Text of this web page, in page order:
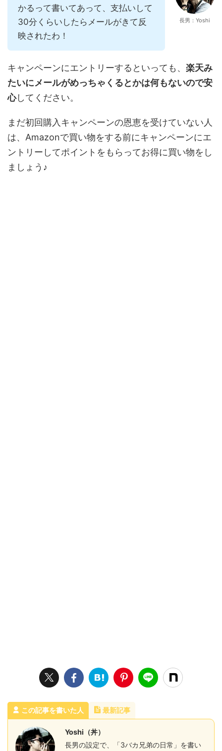
かるって書いてあって、支払いして
30分くらいしたらメールがきて反
映されたわ！
長男：Yoshi
キャンペーンにエントリーするといっても、 楽天み
たいにメールがめっちゃくるとかは何もないので安
心してください。
まだ初回購入キャンペーンの恩恵を受けていない人
は、Amazonで買い物をする前にキャンペーンにエ
ントリーしてポイントをもらってお得に買い物をし
ましょう♪
この記事を書いた人 最新記事
Yoshi（丼）
長男の設定で、「3バカ兄弟の日常」を書い